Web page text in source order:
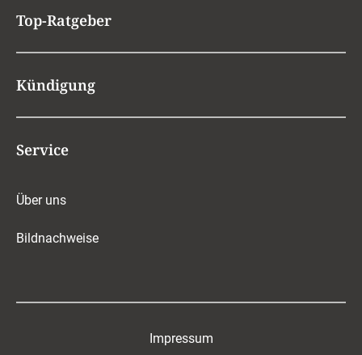
Top-Ratgeber
Kündigung
Service
Über uns
Bildnachweise
Impressum